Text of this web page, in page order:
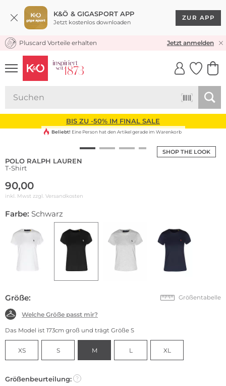
K&Ö & GIGASPORT APP
Jetzt kostenlos downloaden
ZUR APP
KOSTENLOSER VERSAND* & RÜCKVERSAND
Pluscard Vorteile erhalten Jetzt anmelden
UNSERE APP
CLICK &
BIS ZU -50% IM FINAL SALE
SHOP THE LOOK
Beliebt! Eine Person hat den Artikel gerade im Warenkorb
POLO RALPH LAUREN
T-Shirt
90,00
inkl. Mwst zzgl. Versandkosten
Farbe: Schwarz
Größe: Größentabelle
Welche Größe passt mir?
Das Model ist 173cm groß und trägt Größe S
XS S M L XL
Größenbeurteilung: ?